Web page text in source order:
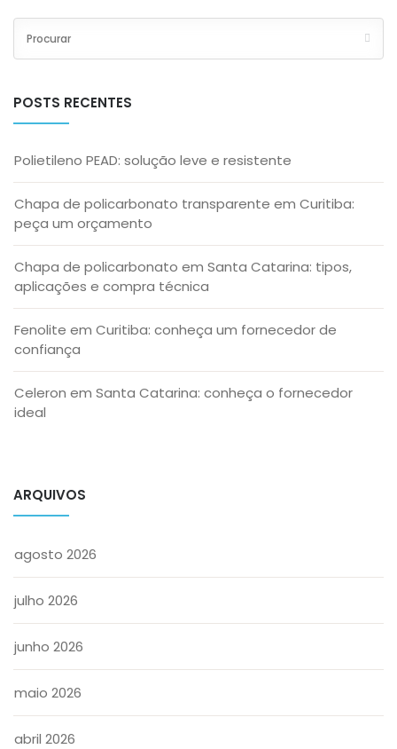
POSTS RECENTES
Polietileno PEAD: solução leve e resistente
Chapa de policarbonato transparente em Curitiba:
peça um orçamento
Chapa de policarbonato em Santa Catarina: tipos,
aplicações e compra técnica
Fenolite em Curitiba: conheça um fornecedor de
confiança
Celeron em Santa Catarina: conheça o fornecedor
ideal
ARQUIVOS
agosto 2026
julho 2026
junho 2026
maio 2026
abril 2026